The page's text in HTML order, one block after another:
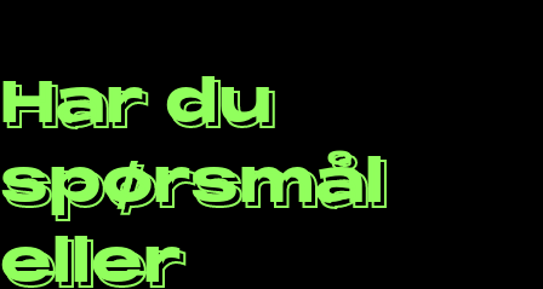
Har du
spørsmål
eller